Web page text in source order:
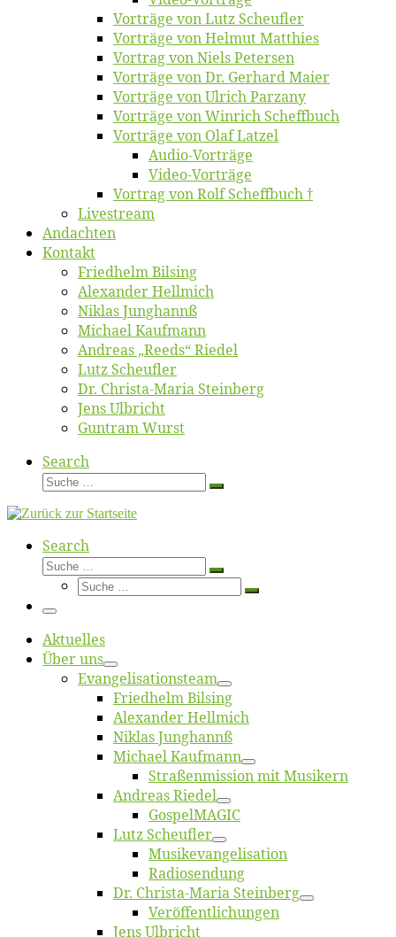
Vor­trä­ge von Lutz Scheufler
Vor­trä­ge von Hel­mut Matthies
Vor­trag von Niels Petersen
Vor­trä­ge von Dr. Ger­hard Maier
Vor­trä­ge von Ul­rich Parzany
Vor­trä­ge von Win­rich Scheffbuch
Vor­trä­ge von Olaf Latzel
Au­dio-Vor­trä­ge
Vi­deo-Vor­trä­ge
Vor­trag von Rolf Scheffbuch †
Live­stream
An­dach­ten
Kon­takt
Fried­helm Bilsing
Alex­an­der Hellmich
Ni­klas Junghannß
Mi­cha­el Kaufmann
An­dre­as „Reeds“ Riedel
Lutz Scheuf­ler
Dr. Chris­­ta-Ma­ria Steinberg
Jens Ulb­richt
Gun­tram Wurst
Search
Suche
Suche
Search
Suche
Suche
Suche
Suche
Menü
Ak­tu­el­les
Über uns
Evangelisa­tions­team
Fried­helm Bilsing
Alex­an­der Hellmich
Ni­klas Junghannß
Mi­cha­el Kaufmann
Straßenmis­sion mit Musikern
An­dre­as Riedel
Gos­pel­MA­GIC
Lutz Scheuf­ler
Musikevan­ge­li­sa­tion
Ra­dio­sen­dung
Dr. Chris­­ta-Ma­ria Steinberg
Ver­öf­fent­li­chun­gen
Jens Ulb­richt